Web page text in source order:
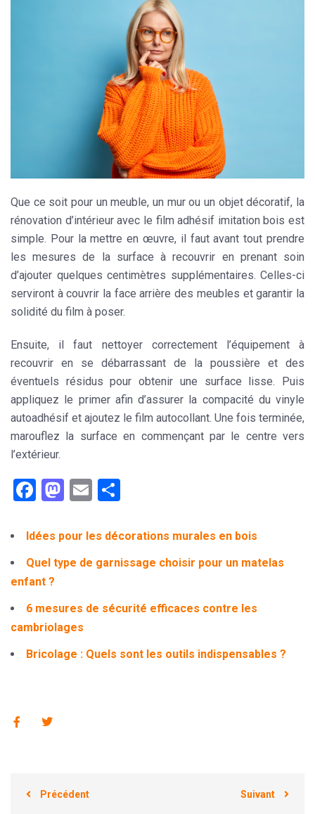
Que ce soit pour unmeuble, un mur ou un objet décoratif, la
rénovation d’intérieur avec le film adhésif imitation bois est
simple. Pour la mettre en œuvre, il faut avant tout prendre
les mesures de la surface à recouvrir en prenant soin
d’ajouter quelques centimètres supplémentaires. Celles-ci
serviront à couvrir la face arrière des meubles et garantir la
solidité du film à poser.
Ensuite, il faut nettoyer correctement l’équipement à
recouvrir en se débarrassant de la poussière et des
éventuels résidus pour obtenir une surface lisse. Puis
appliquez le primer afin d’assurer la compacité du vinyle
autoadhésif et ajoutez le film autocollant. Une fois terminée,
marouflez la surface en commençant par le centre vers
l’extérieur.
Facebook
Mastodon
Email
Idées pour les décorations murales en bois
Quel type de garnissage choisir pour un matelas
enfant ?
6 mesures de sécurité efficaces contre les
cambriolages
Bricolage : Quels sont les outils indispensables ?
Précédent Suivant